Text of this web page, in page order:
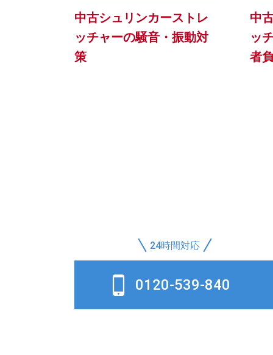
中古シュリンカーストレ
ッチャーの騒音・振動対
策
中
ッ
者
24時間対応
0120-539-840